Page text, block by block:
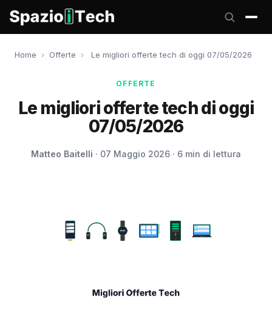
Home › Offerte › Le migliori offerte tech di oggi 07/05/2026
OFFERTE
Le migliori offerte tech di oggi
07/05/2026
Matteo Baitelli · 07 Maggio 2026 · 6 min di lettura